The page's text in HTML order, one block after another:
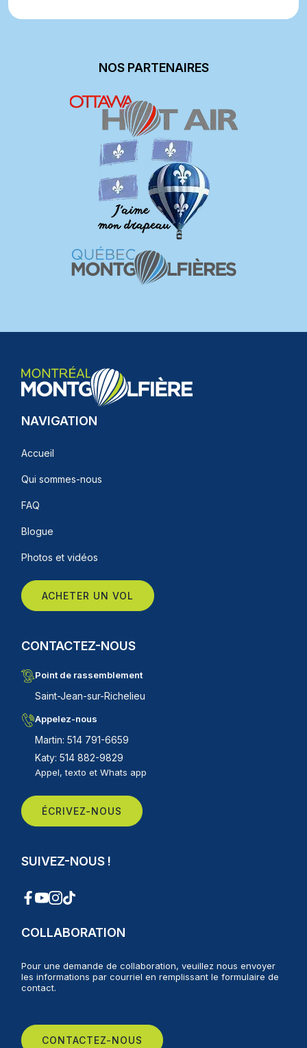
NOS PARTENAIRES
NAVIGATION
Accueil
Qui sommes-nous
FAQ
Blogue
Photos et vidéos
ACHETER UN VOL
CONTACTEZ-NOUS
Point de rassemblement
Saint-Jean-sur-Richelieu
Appelez-nous
Martin: 514 791-6659
Katy: 514 882-9829
Appel, texto et Whats app
ÉCRIVEZ-NOUS
SUIVEZ-NOUS !
COLLABORATION
Pour une demande de collaboration, veuillez nous envoyer
les informations par courriel en remplissant le formulaire de
contact.
CONTACTEZ-NOUS